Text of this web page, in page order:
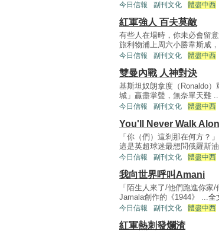
今日信報 副刊文化 體盡中西
紅軍強人 百夫莫敵
有些人在場時，你未必會留
旅利物浦上周六小勝韋斯咸
今日信報 副刊文化 體盡中西
雙曼內戰 人神對決
基斯坦奴朗拿度（Ronaldo
城」贏盡掌聲，無奈單天難
今日信報 副刊文化 體盡中西
You'll Never Walk
「你（們）這剎那在何方？
這是英超球迷最想問俄羅斯
今日信報 副刊文化 體盡中西
我向世界呼叫Amani
「陌生人來了/他們跑進你
Jamala創作的《1944》 ...全
今日信報 副刊文化 體盡中西
紅軍熱刺發爛渣